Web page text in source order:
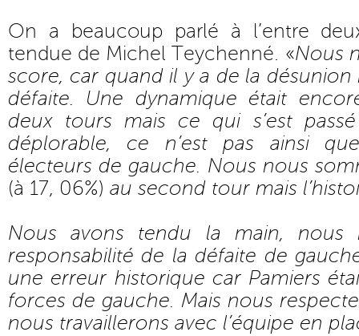
On a beaucoup parlé à l’entre
tendue de Michel Teychenné. «Nous
score, car quand il y a de la désunion
défaite. Une dynamique était
deux tours mais ce qui s’est
déplorable, ce n’est pas ainsi
électeurs de gauche. Nous nous
(à 17, 06%) au second tour mais
Nous avons tendu la main,
responsabilité de la défaite de
une erreur historique car Pamiers
forces de gauche. Mais nous
nous travaillerons avec l’équipe en